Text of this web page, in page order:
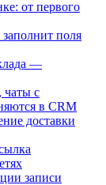
от первого
поля
—
чаты с
в CRM
доставки
записи